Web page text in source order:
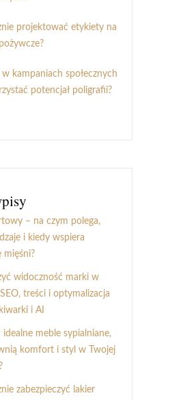
projektować etykiety na
kampaniach społecznych
potencjał poligrafii?
– na czym polega,
i kiedy wspiera
mięśni?
widoczność marki w
treści i optymalizacja
i AI
idealne meble sypialniane,
komfort i styl w Twojej
zabezpieczyć lakier